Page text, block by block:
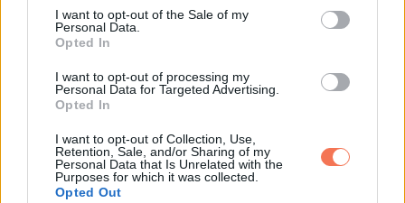
consent section.
I want to opt-out of the Sale of my
Personal Data.
Opted In
I want to opt-out of processing my
Personal Data for Targeted Advertising.
Opted In
I want to opt-out of Collection, Use,
Retention, Sale, and/or Sharing of my
Personal Data that Is Unrelated with the
Purposes for which it was collected.
Opted Out
Az asztalt csapkodták, a hangok elcsuklottak, a vádak
egymást érték.
A lánya felkiáltott: „Nem volt beszámítható!”
„Teljesen tiszta tudattal írta alá. Tanúk jelenlétében, az
orvosa is igazolta ezt.”